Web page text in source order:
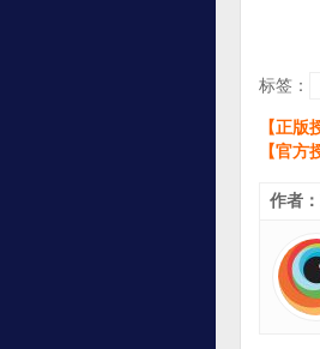
标签：
【正版
【官方
作者